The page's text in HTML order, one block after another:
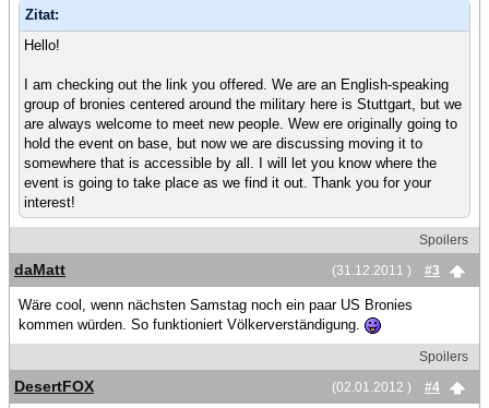
Zitat:
Hello!
I am checking out the link you offered. We are an English-speaking
group of bronies centered around the military here is Stuttgart, but we
are always welcome to meet new people. Wew ere originally going to
hold the event on base, but now we are discussing moving it to
somewhere that is accessible by all. I will let you know where the
event is going to take place as we find it out. Thank you for your
interest!
Spoilers
(31.12.2011 )
#3
daMatt
Wäre cool, wenn nächsten Samstag noch ein paar US Bronies
kommen würden. So funktioniert Völkerverständigung.
Spoilers
(02.01.2012 )
#4
DesertFOX